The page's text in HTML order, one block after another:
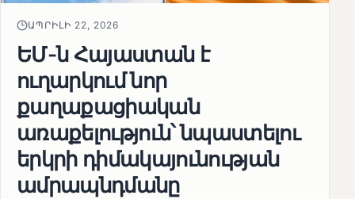
ԱՊՐԻԼԻ 22, 2026
ԵՄ-ն Հայաստան է
ուղարկում նոր
քաղաքացիական
առաքելություն՝ նպաստելու
երկրի դիմակայունության
ամրապնդմանը